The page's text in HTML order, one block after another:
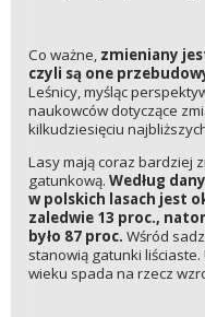
Co ważne, zmieniany
czyli są one
Leśnicy, myśląc
naukowców dotyczące
kilkudziesięciu
Lasy mają coraz bardziej
gatunkową. Według
w polskich lasach jest
zaledwie 13 proc.,
było 87 proc. Wśród
stanowią gatunki liściaste.
wieku spada na rzecz